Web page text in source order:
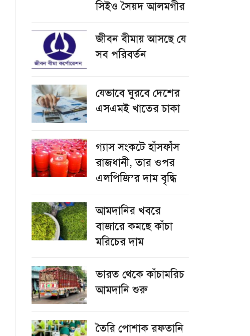
সিইও সৈয়দ আলমগীর
জীবন বীমায় আসছে যে
সব পরিবর্তন
যেভাবে ঘুরবে দেশের
এসএমই খাতের চাকা
গ্যাস সংকটে হাঁসফাঁস
রাজধানী, তার ওপর
এলপিজি’র দাম বৃদ্ধি
আমদানির খবরে
বাজারে কমছে কাঁচা
মরিচের দাম
ভারত থেকে কাঁচামরিচ
আমদানি শুরু
তৈরি পোশাক রফতানি